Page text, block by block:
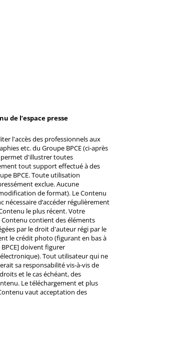
de l’espace presse
l'accès des professionnels aux
etc. du Groupe BPCE (ci-après
permet d'illustrer toutes
tout support effectué à des
BPCE. Toute utilisation
exclue. Aucune
de format). Le Contenu
nécessaire d’accéder régulièrement
le plus récent. Votre
contient des éléments
par le droit d'auteur régi par le
le crédit photo (figurant en bas à
doivent figurer
Tout utilisateur qui ne
sa responsabilité vis-à-vis de
et le cas échéant, des
Le téléchargement et plus
vaut acceptation des